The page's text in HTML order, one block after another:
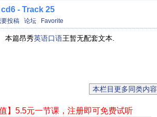
- Track 25
投稿 论坛 Favorite
本篇昂秀英语口语王暂无配套文本.
本栏目更多同类内容
值】5.5元一节课，注册即可免费试听